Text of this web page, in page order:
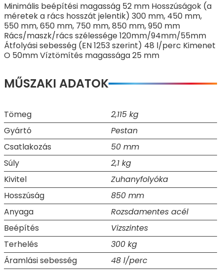
Minimális beépítési magasság 52 mm Hosszúságok (a
méretek a rács hosszát jelentik) 300 mm, 450 mm,
550 mm, 650 mm, 750 mm, 850 mm, 950 mm
Rács/maszk/rács szélessége 120mm/94mm/55mm
Átfolyási sebesség (EN 1253 szerint) 48 l/perc Kimenet
O 50mm Víztömítés magassága 25 mm
MŰSZAKI ADATOK
Tömeg
2,115 kg
Gyártó
Pestan
Csatlakozás
50 mm
Súly
2,1 kg
Kivitel
Zuhanyfolyóka
Hosszúság
850 mm
Anyaga
Rozsdamentes acél
Beépítés
Vizszintes
Terhelés
300 kg
Áramlási sebesség
48 l/perc